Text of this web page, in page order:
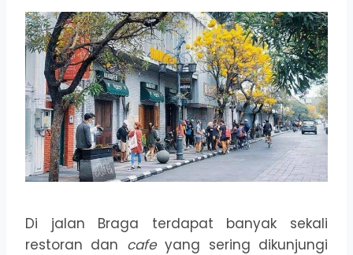
Di jalan Braga terdapat banyak sekali
restoran dan cafeyang sering dikunjungi